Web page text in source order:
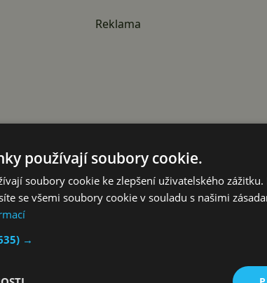
Reklama
používají soubory cookie.
soubory cookie ke zlepšení uživatelského zážitku.
se všemi soubory cookie v souladu s našimi
→